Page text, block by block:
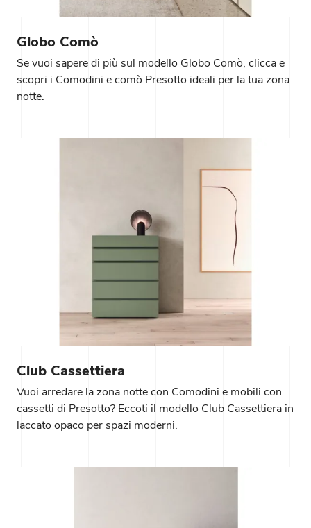
Globo Comò
Se vuoi sapere di più sul modello Globo Comò, clicca e
scopri i Comodini e comò Presotto ideali per la tua zona
notte.
Club Cassettiera
Vuoi arredare la zona notte con Comodini e mobili con
cassetti di Presotto? Eccoti il modello Club Cassettiera in
laccato opaco per spazi moderni.